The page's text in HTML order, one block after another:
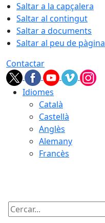
Saltar a la capçalera
Saltar al contingut
Saltar a documents
Saltar al peu de pàgina
Contactar
Idiomes
Català
Castellà
Anglès
Alemany
Francès
Cercar: